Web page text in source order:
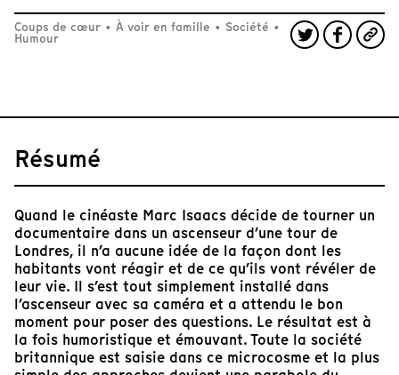
Coups de cœur • À voir en famille • Société •
Humour
Résumé
Quand le cinéaste Marc Isaacs décide de tourner un
documentaire dans un ascenseur d’une tour de
Londres, il n’a aucune idée de la façon dont les
habitants vont réagir et de ce qu’ils vont révéler de
leur vie. Il s’est tout simplement installé dans
l’ascenseur avec sa caméra et a attendu le bon
moment pour poser des questions. Le résultat est à
la fois humoristique et émouvant. Toute la société
britannique est saisie dans ce microcosme et la plus